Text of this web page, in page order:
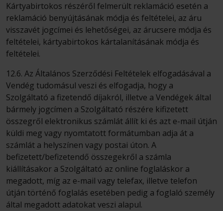
Kártyabirtokos részéről felmerült reklamáció esetén a
reklamáció benyújtásának módja és feltételei, az áru
visszavét jogcímei és lehetőségei, az árucsere módja és
feltételei, kártyabirtokos kártalanításának módja és
feltételei.
12.6. Az Általános Szerződési Feltételek elfogadásával a
Vendég tudomásul veszi és elfogadja, hogy a
Szolgáltató a fizetendő díjakról, illetve a Vendégek által
bármely jogcímen a Szolgáltató részére kifizetett
összegről elektronikus számlát állít ki és azt e-mail útján
küldi meg vagy nyomtatott formátumban adja át a
számlát a helyszínen vagy postai úton. A
befizetett/befizetendő összegekről a számla
kiállításakor a Szolgáltató az online foglaláskor a
megadott, míg az e-mail vagy telefax, illetve telefon
útján történő foglalás esetében pedig a foglaló személy
által megadott adatokat veszi alapul.